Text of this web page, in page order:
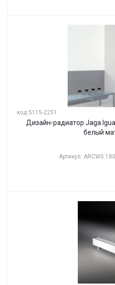
код 5115-2251
Дизайн-радиатор Jaga
белый
Артикул: